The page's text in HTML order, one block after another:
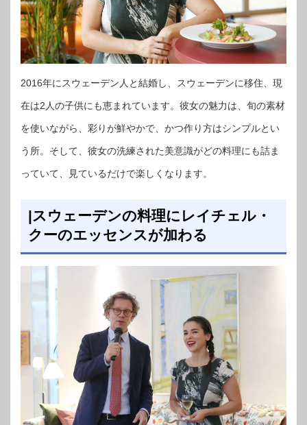
2016年にスウェーデン人と結婚し、スウェーデンに移住、現
在は2人の子供にも恵まれています。彼女の魅力は、旬の素材
を使いながら、彩りが鮮やかで、かつ作り方はシンプルとい
う所。そして、彼女の洗練された美意識がどの料理にも詰ま
っていて、見ているだけで楽しくなります。
|スウェーデンの料理にレイチェル・
クーのエッセンスが加わる